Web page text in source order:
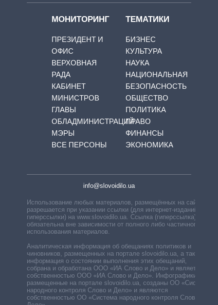
МОНИТОРИНГ
ПРЕЗИДЕНТ И
ОФИС
ВЕРХОВНАЯ
РАДА
КАБИНЕТ
МИНИСТРОВ
ГЛАВЫ
ОБЛАДМИНИСТРАЦИЙ
МЭРЫ
ВСЕ ПЕРСОНЫ
ТЕМАТИКИ
БИЗНЕС
КУЛЬТУРА
НАУКА
НАЦИОНАЛЬНАЯ
БЕЗОПАСНОСТЬ
ОБЩЕСТВО
ПОЛИТИКА
ПРАВО
ФИНАНСЫ
ЭКОНОМИКА
info@slovoidilo.ua
Использование любых материалов, размещённых на сайте,
разрешается при указании ссылки (для интернет-изданий —
гиперссылки) на www.slovoidilo.ua. Ссылка (гиперссылка)
обязательна вне зависимости от полного либо частичного
использования материалов.
Аналитическая информация об обещаниях политиков и
чиновников, размещенных на портале slovoidilo.ua, а также
информация о состоянии выполнения этих обещаний,
собрана и обработана ООО «ИА Слово и Дело» и является
собственностью ООО «ИА Слово и Дело». Инфографики,
размещенные на портале slovoidilo.ua, созданы ОО «Система
народного контроля Слово и Дело» и являются
собственностью ОО «Система народного контроля Слово и